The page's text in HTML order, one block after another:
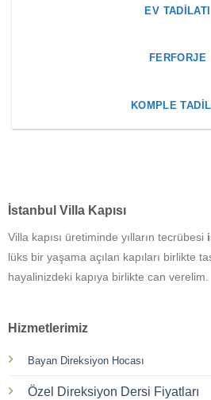
EV TADILATI
FERFORJE
KOMPLE
İstanbul Villa Kapısı
Villa kapısı üretiminde yılların tecrübesi
lüks bir yaşama açılan kapıları birlikte
hayalinizdeki kapıya birlikte can verelim.
Hizmetlerimiz
Bayan Direksiyon Hocası
Özel Direksiyon Dersi Fiyatları